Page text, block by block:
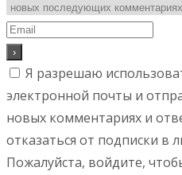
Я разрешаю
электронной почты и
новых комментариях и
отказаться от подписки в
Пожалуйста, войдите,